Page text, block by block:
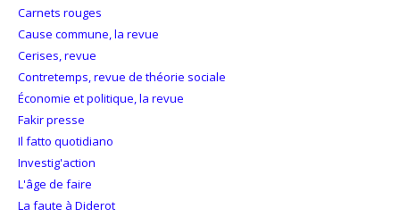
Carnets rouges
Cause commune, la revue
Cerises, revue
Contretemps, revue de théorie sociale
Économie et politique, la revue
Fakir presse
Il fatto quotidiano
Investig'action
L'âge de faire
La faute à Diderot